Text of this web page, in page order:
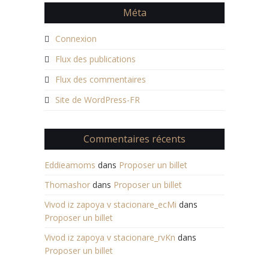
Méta
Connexion
Flux des publications
Flux des commentaires
Site de WordPress-FR
Commentaires récents
Eddieamoms dans Proposer un billet
Thomashor dans Proposer un billet
Vivod iz zapoya v stacionare_ecMi dans
Proposer un billet
Vivod iz zapoya v stacionare_rvKn dans
Proposer un billet